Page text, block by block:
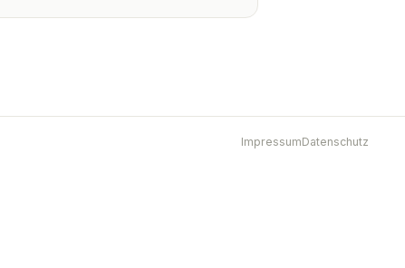
ImpressumDatenschutz